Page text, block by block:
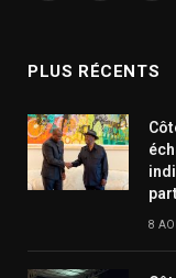
PLUS RÉCENTS
8